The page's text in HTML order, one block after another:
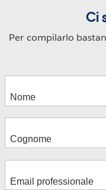
Ci
Per compilarlo